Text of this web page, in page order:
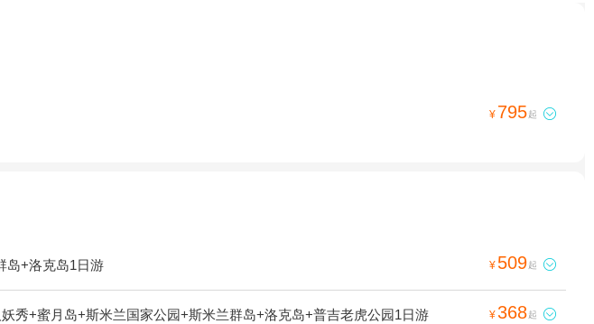
¥ 795起 
岛+洛克岛1日游 ¥ 509起 
秀+蜜月岛+斯米兰国家公园+斯米兰群岛+洛克岛+普吉老虎公园1日游 ¥368起 